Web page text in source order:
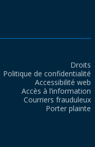
Droits
Politique de confidentialité
Accessibilité web
Accès à l’information
Courriers frauduleux
Porter plainte